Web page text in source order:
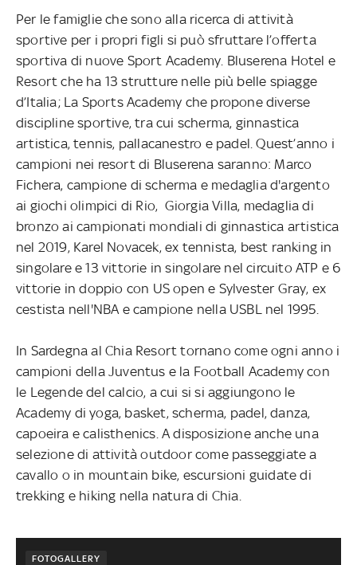
Per le famiglie che sono alla ricerca di attività
sportive per i propri figli si può sfruttare l’offerta
sportiva di nuove Sport Academy. Bluserena Hotel e
Resort che ha 13 strutture nelle più belle spiagge
d’Italia; La Sports Academy che propone diverse
discipline sportive, tra cui scherma, ginnastica
artistica, tennis, pallacanestro e padel. Quest’anno i
campioni nei resort di Bluserena saranno: Marco
Fichera, campione di scherma e medaglia d'argento
ai giochi olimpici di Rio, Giorgia Villa, medaglia di
bronzo ai campionati mondiali di ginnastica artistica
nel 2019, Karel Novacek, ex tennista, best ranking in
singolare e 13 vittorie in singolare nel circuito ATP e 6
vittorie in doppio con US open e Sylvester Gray, ex
cestista nell'NBA e campione nella USBL nel 1995.
In Sardegna al Chia Resort tornano come ogni anno i
campioni della Juventus e la Football Academy con
le Legende del calcio, a cui si si aggiungono le
Academy di yoga, basket, scherma, padel, danza,
capoeira e calisthenics. A disposizione anche una
selezione di attività outdoor come passeggiate a
cavallo o in mountain bike, escursioni guidate di
trekking e hiking nella natura di Chia.
FOTOGALLERY